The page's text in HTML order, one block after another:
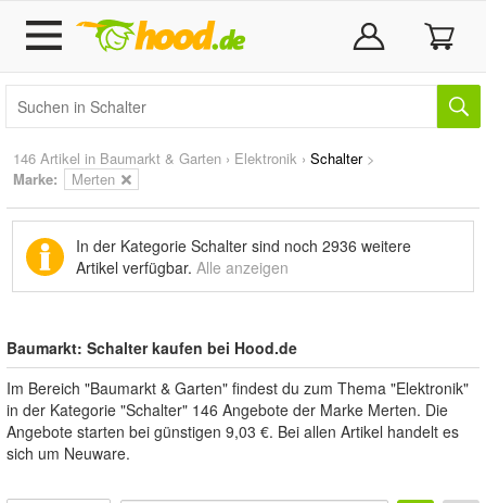
146 Artikel in Baumarkt & Garten › Elektronik › Schalter>
Marke: Merten
In der Kategorie Schalter sind noch 2936 weitere
Artikel verfügbar. Alle anzeigen
Baumarkt: Schalter kaufen bei Hood.de
Im Bereich "Baumarkt & Garten" findest du zum Thema "Elektronik"
in der Kategorie "Schalter" 146 Angebote der Marke Merten. Die
Angebote starten bei günstigen 9,03 €. Bei allen Artikel handelt es
sich um Neuware.